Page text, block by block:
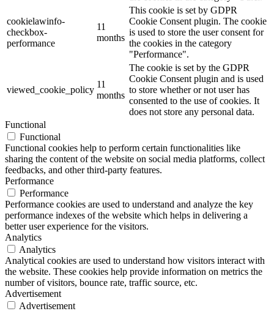
cookielawinfo-
checkbox-
performance
11
months
This cookie is set by GDPR
Cookie Consent plugin. The cookie
is used to store the user consent for
the cookies in the category
"Performance".
viewed_cookie_policy
11
months
The cookie is set by the GDPR
Cookie Consent plugin and is used
to store whether or not user has
consented to the use of cookies. It
does not store any personal data.
Functional
Functional
Functional cookies help to perform certain functionalities like
sharing the content of the website on social media platforms, collect
feedbacks, and other third-party features.
Performance
Performance
Performance cookies are used to understand and analyze the key
performance indexes of the website which helps in delivering a
better user experience for the visitors.
Analytics
Analytics
Analytical cookies are used to understand how visitors interact with
the website. These cookies help provide information on metrics the
number of visitors, bounce rate, traffic source, etc.
Advertisement
Advertisement